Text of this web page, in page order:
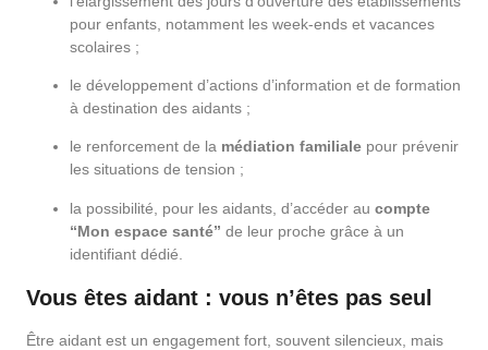
pour enfants, notamment les week-ends et vacances
scolaires ;
le développement d’actions d’information et de formation
à destination des aidants ;
le renforcement de la médiation familiale pour prévenir
les situations de tension ;
la possibilité, pour les aidants, d’accéder au compte
“Mon espace santé” de leur proche grâce à un
identifiant dédié.
Vous êtes aidant : vous n’êtes pas seul
Être aidant est un engagement fort, souvent silencieux, mais